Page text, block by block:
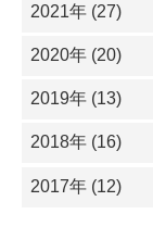
2021年 (27)
2020年 (20)
2019年 (13)
2018年 (16)
2017年 (12)